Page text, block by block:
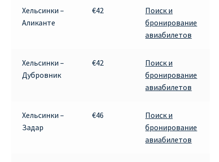
АВИАБИЛЕТЫ ХЕЛЬСИНКИ МИЛАН
Акции RYANAIR из Вильнюса
Хельсинки –
Аликанте
€42
Поиск и
бронирование
авиабилетов
Хельсинки –
Дубровник
€42
Поиск и
бронирование
авиабилетов
Хельсинки –
Задар
€46
Поиск и
бронирование
авиабилетов